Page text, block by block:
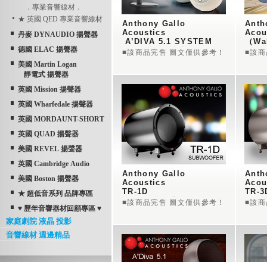
．專業音響線材．
★ 英國 QED 專業音響線材
丹麥 DYNAUDIO 揚聲器
德國 ELAC 揚聲器
美國 Martin Logan
靜電式 揚聲器
英國 Mission 揚聲器
英國 Wharfedale 揚聲器
英國 MORDAUNT-SHORT
英國 QUAD 揚聲器
美國 REVEL 揚聲器
英國 Cambridge Audio
美國 Boston 揚聲器
★ 超低音系列 品牌專區
♥ 歷年音響器材回顧專區 ♥
家庭劇院 液晶 投影
音響線材 週邊精品
Anthony Gallo
Acoustics
A’DIVA 5.1 SYSTEM
~ AGA 衛星小喇叭
■該商品完售 圖文僅供參考！
（
~
■該
Anthony Gallo
Acoustics
TR-1D
~ AGA 超低音
■該商品完售 圖文僅供參考！
TR-
~
■該